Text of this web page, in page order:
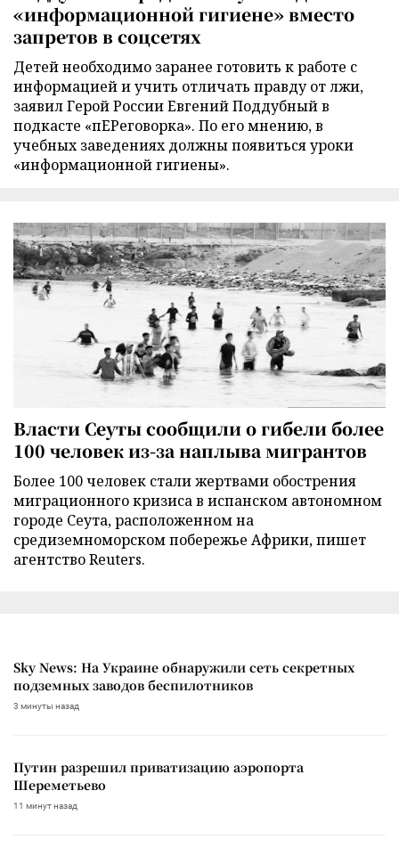
«информационной гигиене» вместо
запретов в соцсетях
Детей необходимо заранее готовить к работе с
информацией и учить отличать правду от лжи,
заявил Герой России Евгений Поддубный в
подкасте «пЕРеговорка». По его мнению, в
учебных заведениях должны появиться уроки
«информационной гигиены».
Власти Сеуты сообщили о гибели более
100 человек из-за наплыва мигрантов
Более 100 человек стали жертвами обострения
миграционного кризиса в испанском автономном
городе Сеута, расположенном на
средиземноморском побережье Африки, пишет
агентство Reuters.
Sky News: На Украине обнаружили сеть секретных
подземных заводов беспилотников
3 минуты назад
Путин разрешил приватизацию аэропорта
Шереметьево
11 минут назад